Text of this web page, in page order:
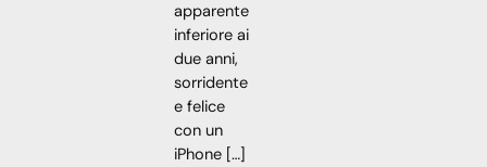
apparente
inferiore ai
due anni,
sorridente
e felice
con un
iPhone […]